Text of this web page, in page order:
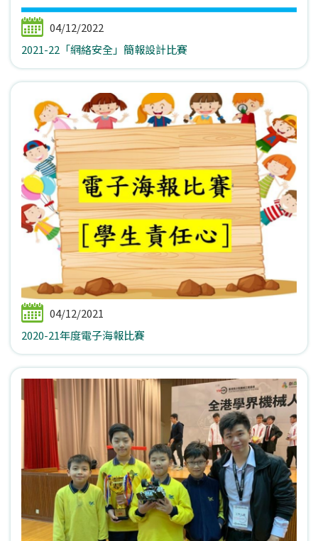
04/12/2022
2021-22「網絡安全」簡報設計比賽
04/12/2021
2020-21年度電子海報比賽